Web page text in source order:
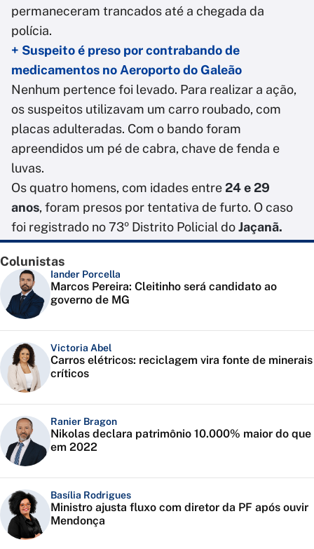
permaneceram trancados até a chegada da
polícia.
+ Suspeito é preso por contrabando de
medicamentos no Aeroporto do Galeão
Nenhum pertence foi levado. Para realizar a ação,
os suspeitos utilizavam um carro roubado, com
placas adulteradas. Com o bando foram
apreendidos um pé de cabra, chave de fenda e
luvas.
Os quatro homens, com idades entre24 e 29
anos, foram presos por tentativa de furto. O caso
foi registrado no 73º Distrito Policial doJaçanã.
Colunistas
Iander Porcella
Marcos Pereira: Cleitinho será candidato ao
governo de MG
Victoria Abel
Carros elétricos: reciclagem vira fonte de minerais
críticos
Ranier Bragon
Nikolas declara patrimônio 10.000% maior do que
em 2022
Basília Rodrigues
Ministro ajusta fluxo com diretor da PF após ouvir
Mendonça